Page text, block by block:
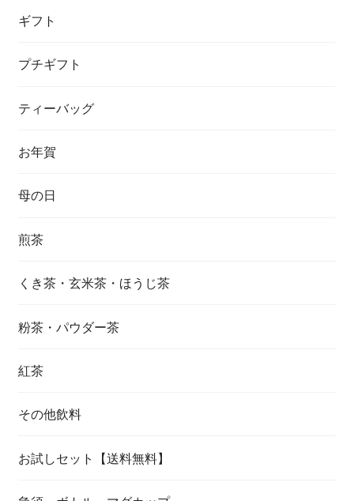
ギフト
プチギフト
ティーバッグ
お年賀
母の日
煎茶
くき茶・玄米茶・ほうじ茶
粉茶・パウダー茶
紅茶
その他飲料
お試しセット【送料無料】